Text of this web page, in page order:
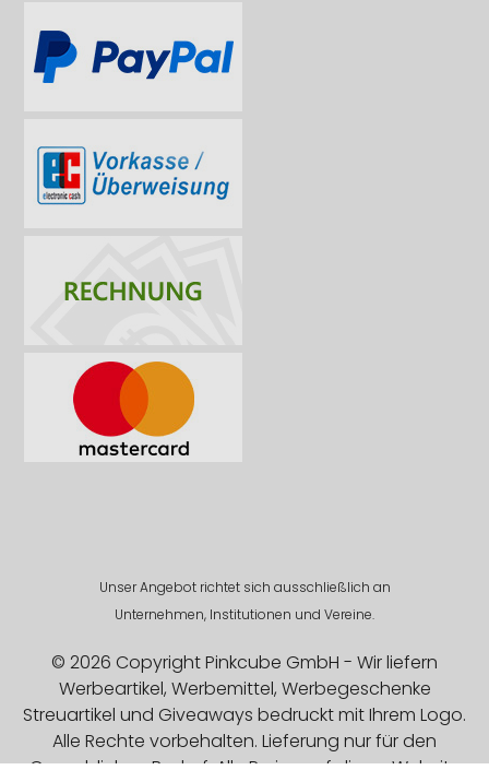
Unser Angebot richtet sich ausschließlich an
Unternehmen, Institutionen und Vereine.
© 2026 Copyright Pinkcube GmbH - Wir liefern
Werbeartikel, Werbemittel, Werbegeschenke
Streuartikel und Giveaways bedruckt mit Ihrem Logo.
Alle Rechte vorbehalten. Lieferung nur für den